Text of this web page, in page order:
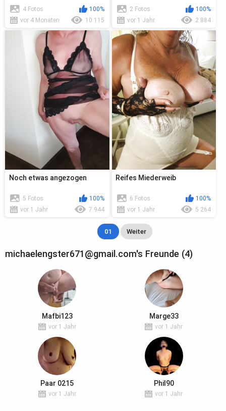
4 Fotos
100%
vor 4 Monaten
10 115
2 Fotos
100%
vor 1 Jahr
2 884
Noch etwas angezogen
5 Fotos
100%
vor 1 Jahr
7 944
Reifes Miederweib
6 Fotos
100%
vor 1 Jahr
5 264
01 Weiter
michaelengster671@gmail.com's Freunde (4)
Mafbi123
vor 1 Jahr
Marge33
vor 1 Jahr
Paar 0215
vor 1 Jahr
Phil90
vor 1 Jahr